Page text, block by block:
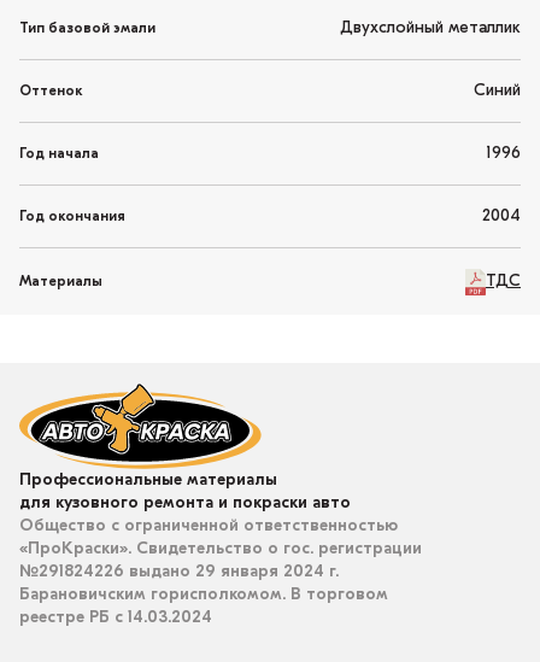
Тип базовой эмали Двухслойный металлик
Оттенок Синий
Год начала 1996
Год окончания 2004
Материалы ТДС
Профессиональные материалы
для кузовного ремонта и покраски авто
Общество с ограниченной ответственностью
«ПроКраски». Свидетельство о гос. регистрации
№291824226 выдано 29 января 2024 г.
Барановичским горисполкомом. В торговом
реестре РБ с 14.03.2024